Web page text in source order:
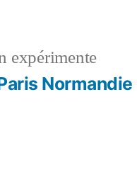
expérimente
Normandie